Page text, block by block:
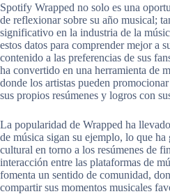
Spotify Wrapped no solo es una
de reflexionar sobre su año musical;
significativo en la industria de la
estos datos para comprender mejor a
contenido a las preferencias de sus
ha convertido en una herramienta de
donde los artistas pueden
sus propios resúmenes y logros con
La popularidad de Wrapped ha
de música sigan su ejemplo, lo que
cultural en torno a los resúmenes de
interacción entre las plataformas de
fomenta un sentido de comunidad,
compartir sus momentos musicales